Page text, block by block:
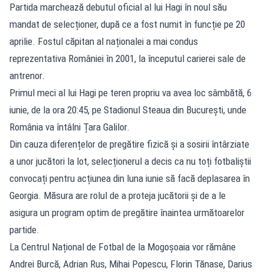
Partida marchează debutul oficial al lui Hagi în noul său
mandat de selecționer, după ce a fost numit în funcție pe 20
aprilie. Fostul căpitan al naționalei a mai condus
reprezentativa României în 2001, la începutul carierei sale de
antrenor.
Primul meci al lui Hagi pe teren propriu va avea loc sâmbătă, 6
iunie, de la ora 20:45, pe Stadionul Steaua din București, unde
România va întâlni Țara Galilor.
Din cauza diferențelor de pregătire fizică și a sosirii întârziate
a unor jucători la lot, selecționerul a decis ca nu toți fotbaliștii
convocați pentru acțiunea din luna iunie să facă deplasarea în
Georgia. Măsura are rolul de a proteja jucătorii și de a le
asigura un program optim de pregătire înaintea următoarelor
partide.
La Centrul Național de Fotbal de la Mogoșoaia vor rămâne
Andrei Burcă, Adrian Rus, Mihai Popescu, Florin Tănase, Darius